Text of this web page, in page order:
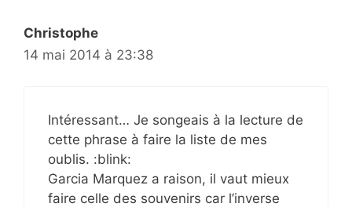
Christophe
14 mai 2014 à 23:38
Intéressant… Je songeais à la lecture de
cette phrase à faire la liste de mes
oublis. :blink:
Garcia Marquez a raison, il vaut mieux
faire celle des souvenirs car l’inverse